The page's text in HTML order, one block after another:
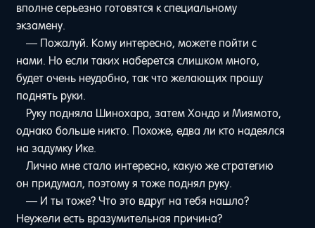
вполне серьезно готовятся к специальному
экзамену.
— Пожалуй. Кому интересно, можете пойти с
нами. Но если таких наберется слишком много,
будет очень неудобно, так что желающих прошу
поднять руки.
Руку подняла Шинохара, затем Хондо и Миямото,
однако больше никто. Похоже, едва ли кто надеялся
на задумку Ике.
Лично мне стало интересно, какую же стратегию
он придумал, поэтому я тоже поднял руку.
— И ты тоже? Что это вдруг на тебя нашло?
Неужели есть вразумительная причина?